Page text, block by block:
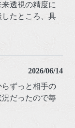
透視の精度に
たところ、具
2026/06/14
ずっと相手の
だったので毎